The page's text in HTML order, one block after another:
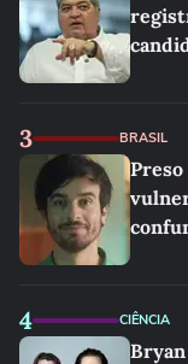
3 BRASIL
4 CIÊNCIA